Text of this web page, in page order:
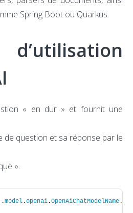
Spring Boot ou Quarkus.
« en dur » et fournit une
de question et sa réponse par le
».
.model.openai.OpenAiChatModelName.